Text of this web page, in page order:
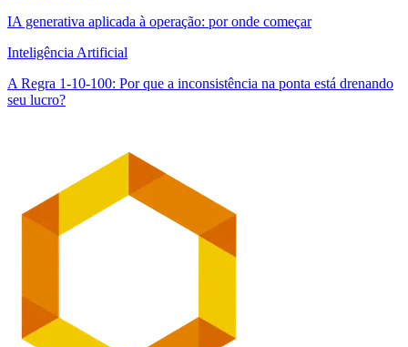
IA generativa aplicada à operação: por onde começar
Inteligência Artificial
A Regra 1-10-100: Por que a inconsistência na ponta está drenando
seu lucro?